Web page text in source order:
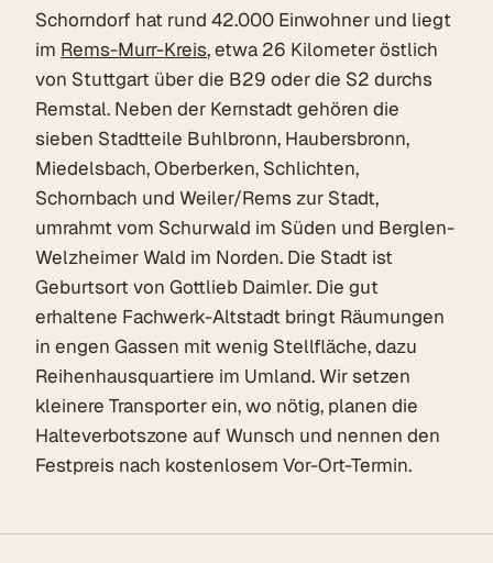
Schorndorf hat rund 42.000 Einwohner und liegt
im Rems-Murr-Kreis, etwa 26 Kilometer östlich
von Stuttgart über die B29 oder die S2 durchs
Remstal. Neben der Kernstadt gehören die
sieben Stadtteile Buhlbronn, Haubersbronn,
Miedelsbach, Oberberken, Schlichten,
Schornbach und Weiler/Rems zur Stadt,
umrahmt vom Schurwald im Süden und Berglen-
Welzheimer Wald im Norden. Die Stadt ist
Geburtsort von Gottlieb Daimler. Die gut
erhaltene Fachwerk-Altstadt bringt Räumungen
in engen Gassen mit wenig Stellfläche, dazu
Reihenhausquartiere im Umland. Wir setzen
kleinere Transporter ein, wo nötig, planen die
Halteverbotszone auf Wunsch und nennen den
Festpreis nach kostenlosem Vor-Ort-Termin.